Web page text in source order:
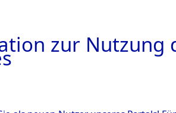
zur Nutzung